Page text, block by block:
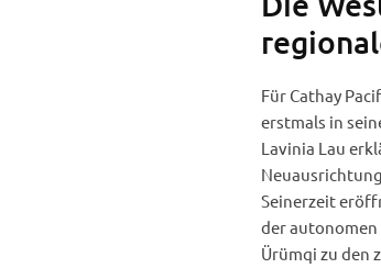
Für Cathay
erstmals in
Lavinia Lau
Seinerzeit
der autonomen
Ürümqi zu den